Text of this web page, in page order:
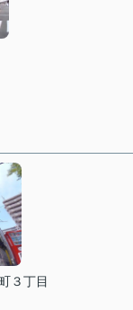
３丁目